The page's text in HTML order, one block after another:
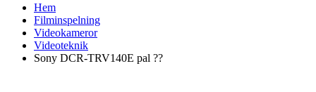
Hem
Filminspelning
Videokameror
Videoteknik
Sony DCR-TRV140E pal ??